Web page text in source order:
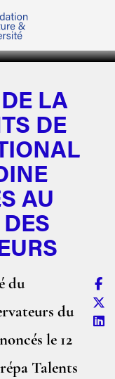
LA
DE
AU
du
du
le 12
Talents